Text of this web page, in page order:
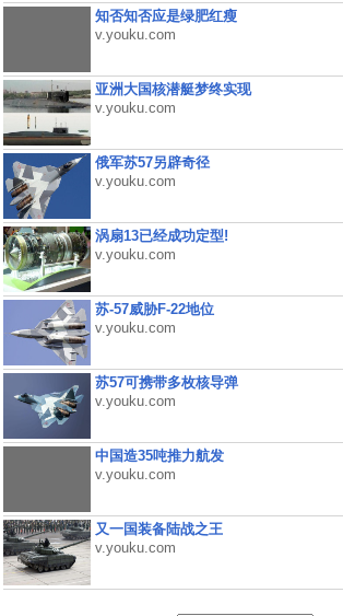
知否知否应是绿肥红瘦
v.youku.com
亚洲大国核潜艇梦终实现
v.youku.com
俄军苏57另辟奇径
v.youku.com
涡扇13已经成功定型!
v.youku.com
苏-57威胁F-22地位
v.youku.com
苏57可携带多枚核导弹
v.youku.com
中国造35吨推力航发
v.youku.com
又一国装备陆战之王
v.youku.com